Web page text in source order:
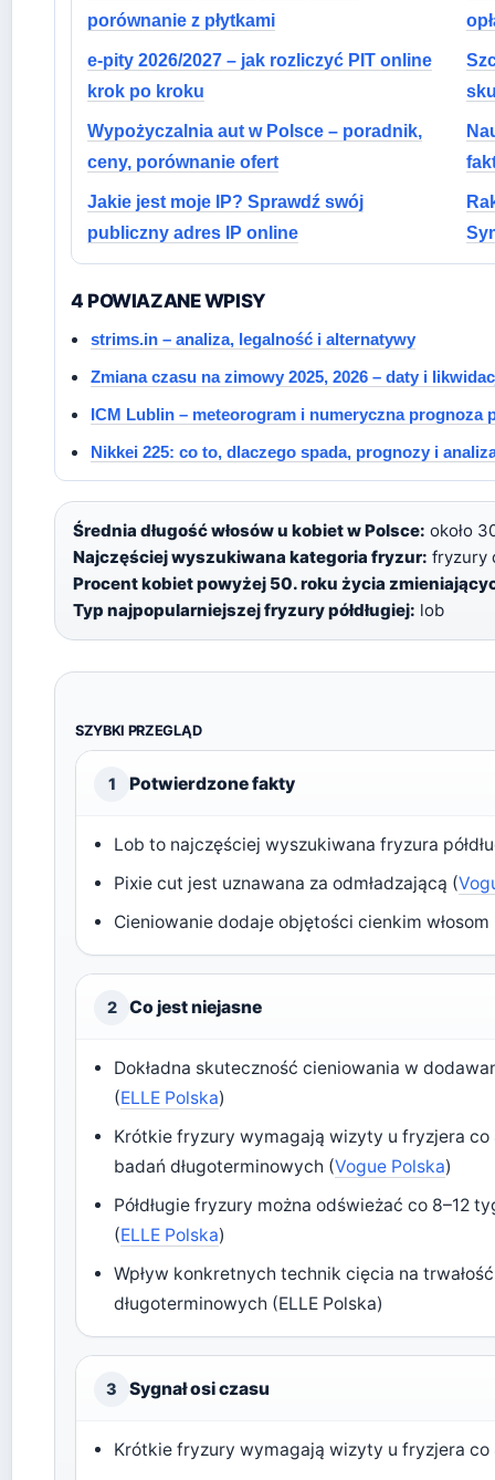
porównanie z płytkami
e-pity 2026/2027 – jak rozliczyć PIT online
krok po kroku
Wypożyczalnia aut w Polsce – poradnik,
ceny, porównanie ofert
Jakie jest moje IP? Sprawdź swój
publiczny adres IP online
4 POWIAZANE WPISY
strims.in – analiza, legalność i alternatywy
Zmiana czasu na zimowy 2025, 2026 – daty i
ICM Lublin – meteorogram i numeryczna prognoza
Nikkei 225: co to, dlaczego spada, prognozy i
Średnia długość włosów u kobiet w Polsce: około
Najczęściej wyszukiwana kategoria fryzur: fryzury
Procent kobiet powyżej 50. roku życia
Typ najpopularniejszej fryzury półdługiej: lob
SZYBKI PRZEGLĄD
1 Potwierdzone fakty
Lob to najczęściej wyszukiwana fryzura
Pixie cut jest uznawana za odmładzającą (
Cieniowanie dodaje objętości cienkim włosom
2 Co jest niejasne
Dokładna skuteczność cieniowania w
(ELLE Polska)
Krótkie fryzury wymagają wizyty u fryzjera
badań długoterminowych (Vogue Polska)
Półdługie fryzury można odświeżać co 8–12
(ELLE Polska)
Wpływ konkretnych technik cięcia na
długoterminowych (ELLE Polska)
3 Sygnał osi czasu
Krótkie fryzury wymagają wizyty u fryzjera